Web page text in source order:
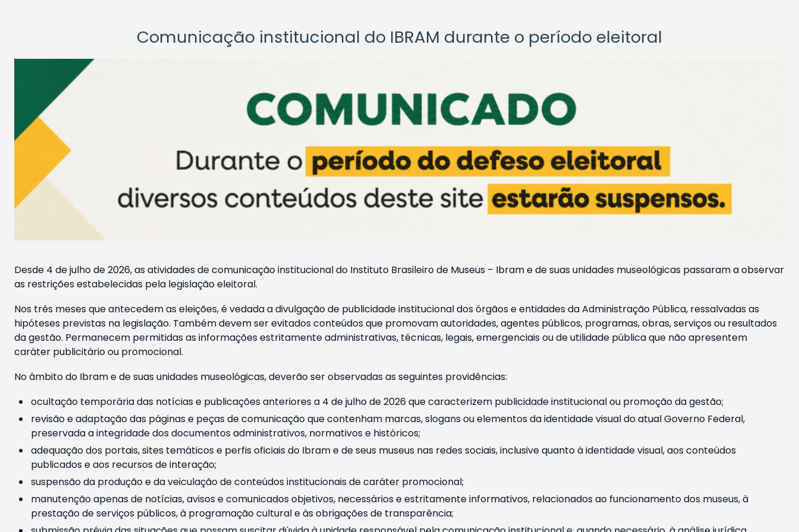
Comunicação institucional do IBRAM durante o período eleitoral
Desde 4 de julho de 2026, as atividades de comunicação institucional do Instituto Brasileiro de Museus – Ibram e de suas unidades museológicas passaram a observar
as restrições estabelecidas pela legislação eleitoral.
Nos três meses que antecedem as eleições, é vedada a divulgação de publicidade institucional dos órgãos e entidades da Administração Pública, ressalvadas as
hipóteses previstas na legislação. Também devem ser evitados conteúdos que promovam autoridades, agentes públicos, programas, obras, serviços ou resultados
da gestão. Permanecem permitidas as informações estritamente administrativas, técnicas, legais, emergenciais ou de utilidade pública que não apresentem
caráter publicitário ou promocional.
No âmbito do Ibram e de suas unidades museológicas, deverão ser observadas as seguintes providências:
ocultação temporária das notícias e publicações anteriores a 4 de julho de 2026 que caracterizem publicidade institucional ou promoção da gestão;
revisão e adaptação das páginas e peças de comunicação que contenham marcas, slogans ou elementos da identidade visual do atual Governo Federal,
preservada a integridade dos documentos administrativos, normativos e históricos;
adequação dos portais, sites temáticos e perfis oficiais do Ibram e de seus museus nas redes sociais, inclusive quanto à identidade visual, aos conteúdos
publicados e aos recursos de interação;
suspensão da produção e da veiculação de conteúdos institucionais de caráter promocional;
manutenção apenas de notícias, avisos e comunicados objetivos, necessários e estritamente informativos, relacionados ao funcionamento dos museus, à
prestação de serviços públicos, à programação cultural e às obrigações de transparência;